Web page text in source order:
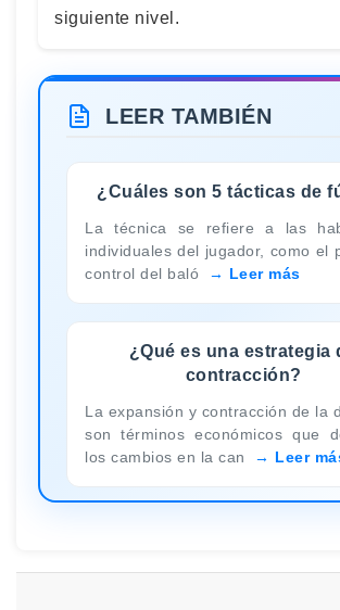
siguiente nivel.
LEER TAMBIÉN
¿Cuáles son 5 tácticas de
La técnica se refiere a las
individuales del jugador, como el
control del baló
Leer más
¿Qué es una estrategia
contracción?
La expansión y contracción de la
son términos económicos que
los cambios en la can
Leer